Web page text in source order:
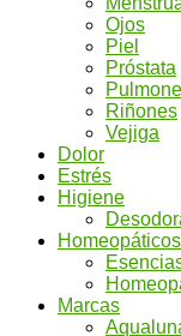
Ojos
Piel
Próstata
Riñones
Vejiga
Dolor
Estrés
Higiene
Marcas